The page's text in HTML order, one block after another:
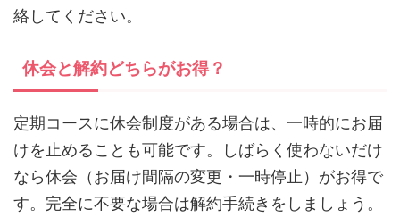
絡してください。
休会と解約どちらがお得？
定期コースに休会制度がある場合は、一時的にお届
けを止めることも可能です。しばらく使わないだけ
なら休会（お届け間隔の変更・一時停止）がお得で
す。完全に不要な場合は解約手続きをしましょう。